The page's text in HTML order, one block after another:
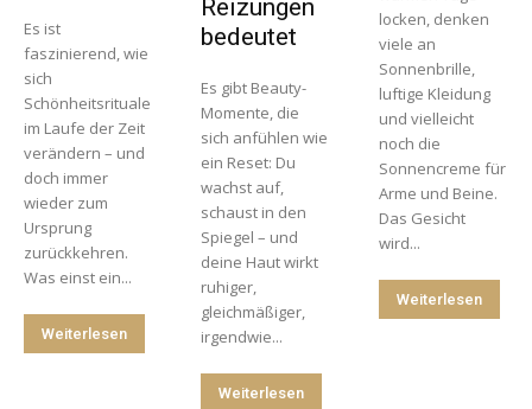
Es ist
faszinierend, wie
sich
Schönheitsrituale
im Laufe der Zeit
verändern – und
doch immer
wieder zum
Ursprung
zurückkehren.
Was einst ein...
Weiterlesen
Reizungen
bedeutet
Es gibt Beauty-
Momente, die
sich anfühlen wie
ein Reset: Du
wachst auf,
schaust in den
Spiegel – und
deine Haut wirkt
ruhiger,
gleichmäßiger,
irgendwie...
Weiterlesen
locken, denken
viele an
Sonnenbrille,
luftige Kleidung
und vielleicht
noch die
Sonnencreme für
Arme und Beine.
Das Gesicht
wird...
Weiterlesen